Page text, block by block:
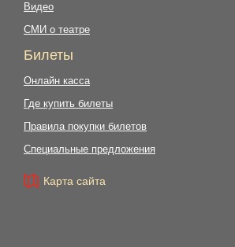
Видео
СМИ о театре
Билеты
Онлайн касса
Где купить билеты
Правила покупки билетов
Специальные предложения
Карта сайта